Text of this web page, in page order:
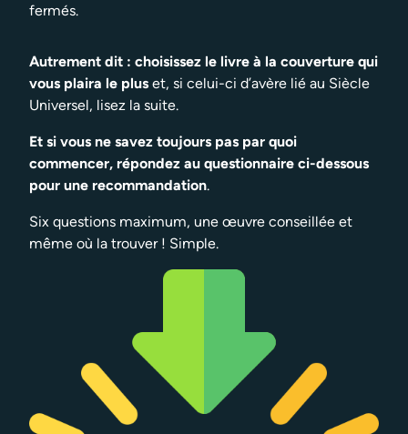
fermés.
Autrement dit : choisissez le livre à la couverture qui
vous plaira le plus et, si celui-ci d’avère lié au Siècle
Universel, lisez la suite.
Et si vous ne savez toujours pas par quoi
commencer, répondez au questionnaire ci-dessous
pour une recommandation.
Six questions maximum, une œuvre conseillée et
même où la trouver ! Simple.